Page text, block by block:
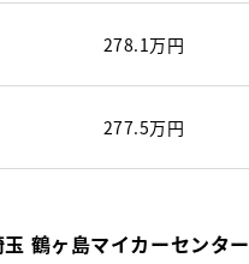
278.1万円
277.5万円
鶴ヶ島マイカーセンター